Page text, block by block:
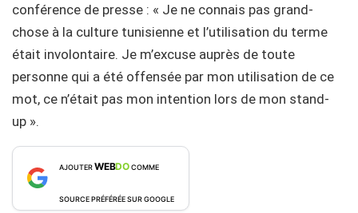
conférence de presse : « Je ne connais pas grand-
chose à la culture tunisienne et l’utilisation du terme
était involontaire. Je m’excuse auprès de toute
personne qui a été offensée par mon utilisation de ce
mot, ce n’était pas mon intention lors de mon stand-
up ».
AJOUTERWEBDOCOMME
SOURCE PRÉFÉRÉE SUR GOOGLE